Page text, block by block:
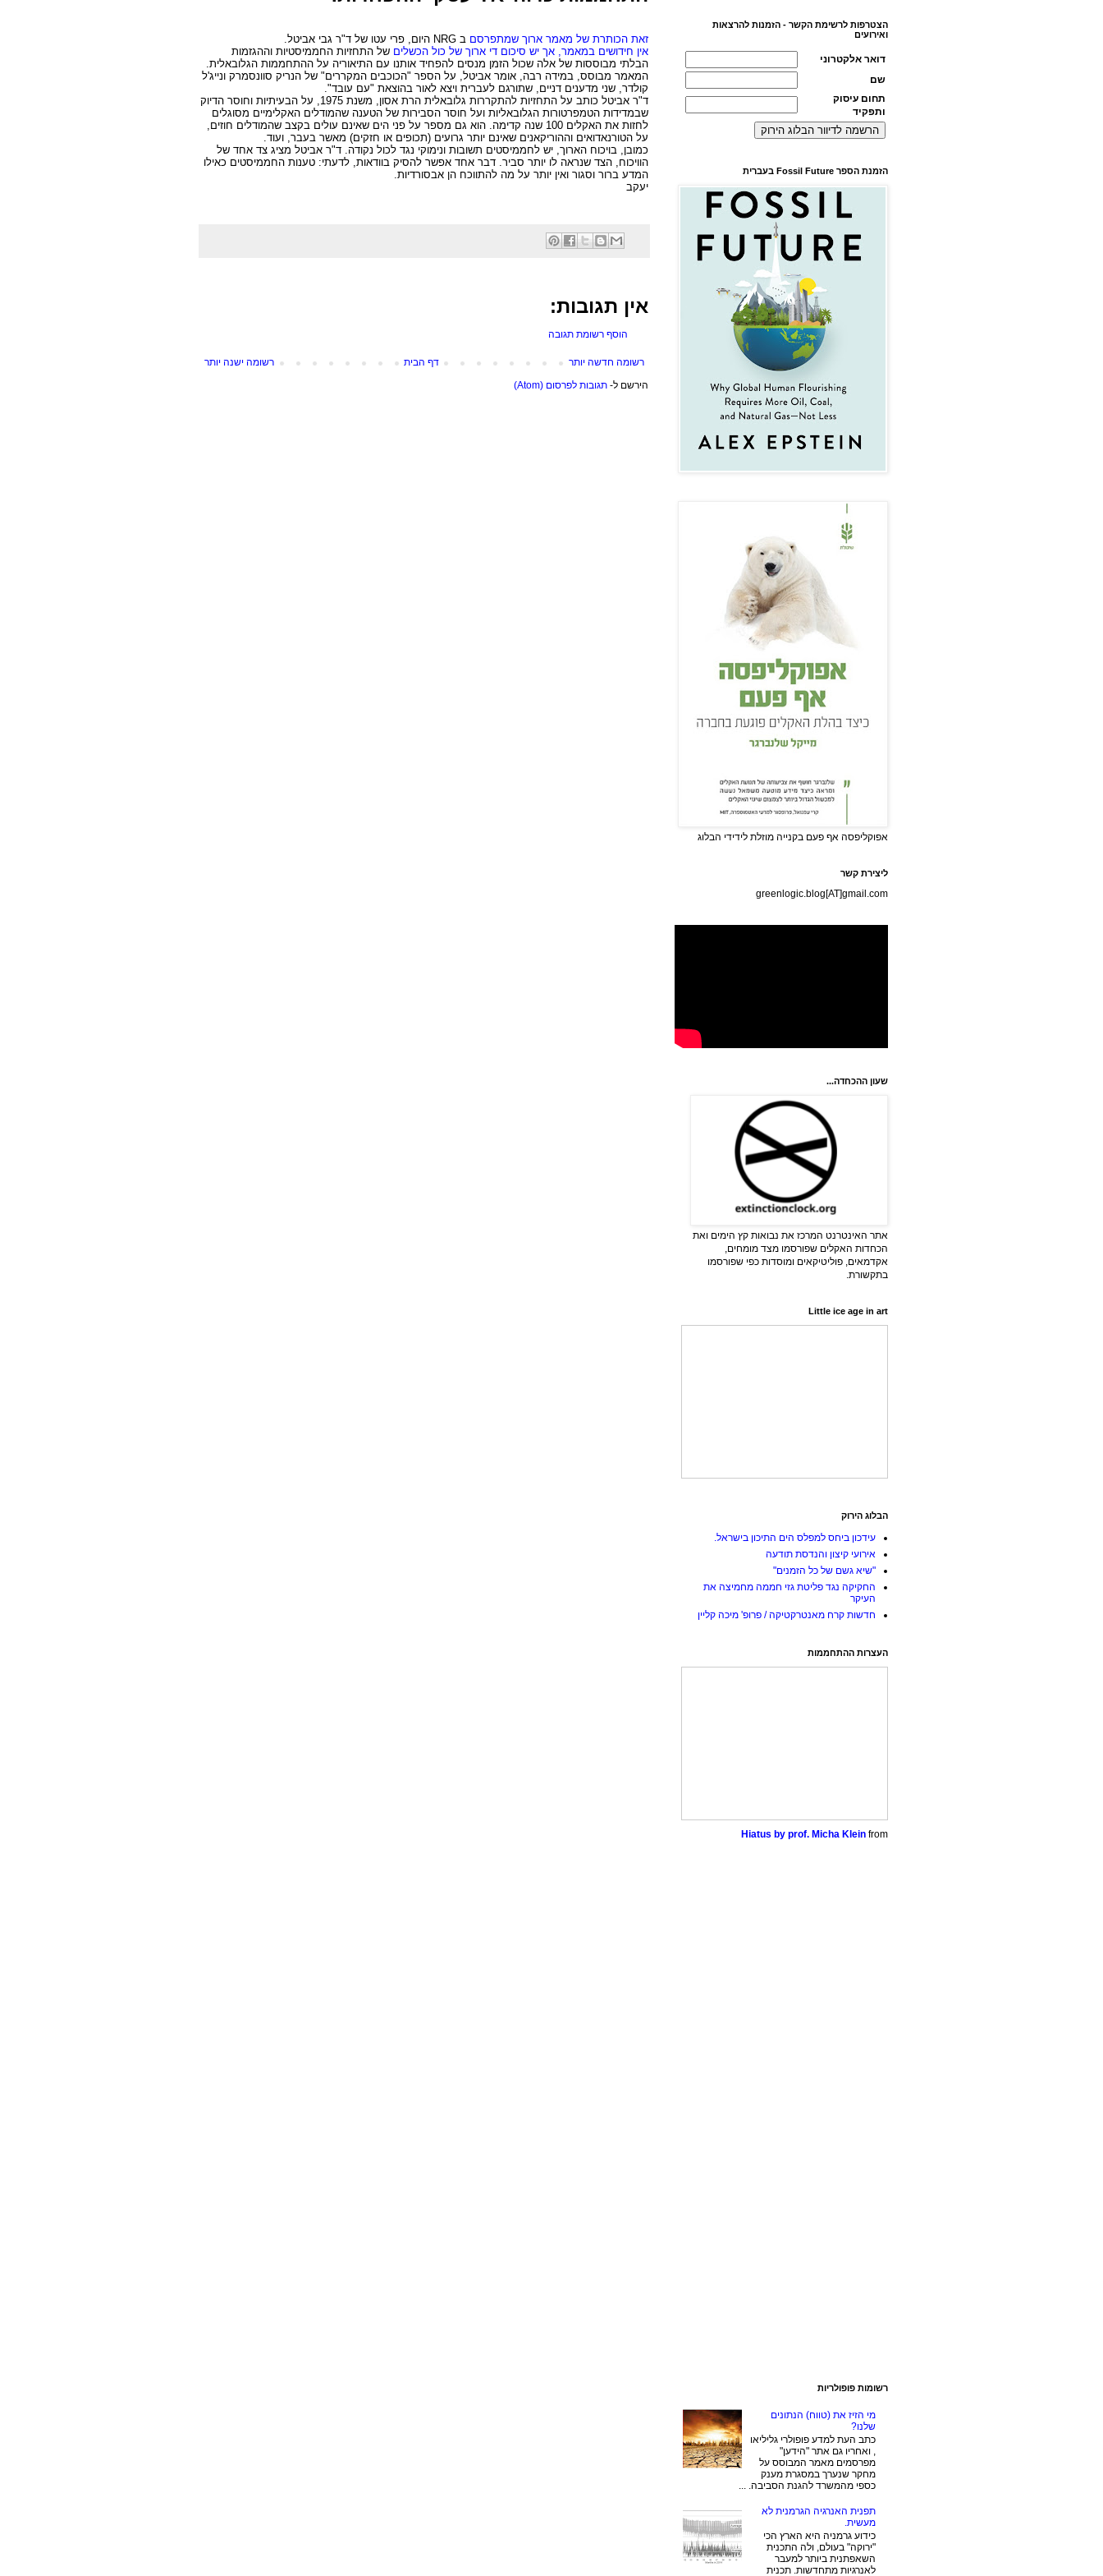
זאת הכותרת של מאמר ארוך שמתפרסם ב NRG היום, פרי עטו של ד"ר גבי אביטל.
אין חידושים במאמר, אך יש סיכום די ארוך של כול הכשלים של התחזיות החממיסטיות וההגזמות
הבלתי מבוססות של אלה שכול הזמן מנסים להפחיד אותנו עם התיאוריה על ההתחממות הגלובאלית.
המאמר מבוסס, במידה רבה, אומר אביטל, על הספר "הכוכבים המקררים" של הנריק סוונסמרק ונייג'ל
קולדר, שני מדענים דניים, שתורגם לעברית ויצא לאור בהוצאת "עם עובד".
ד"ר אביטל כותב על התחזיות להתקררות גלובאלית הרת אסון, משנת 1975, על הבעיתיות וחוסר הדיוק
שבמדידות הטמפרטורות הגלובאליות ועל חוסר הסבירות של הטענה שהמודלים האקלימיים מסוגלים
לחזות את האקלים 100 שנה קדימה. הוא גם מספר על פני הים שאינם עולים בקצב שהמודלים חוזים,
על הטורנאדואים וההוריקאנים שאינם יותר גרועים (תכופים או חזקים) מאשר בעבר, ועוד.
כמובן, בויכוח הארוך, יש לחממיסטים תשובות ונימוקי נגד לכול נקודה. ד"ר אביטל מציג צד אחד של
הוויכוח, הצד שנראה לו יותר סביר. דבר אחד אפשר להסיק בוודאות, לדעתי: טענות החממיסטים כאילו
המדע ברור וסגור ואין יותר על מה להתווכח הן אבסורדיות.
יעקב
אין תגובות:
הוסף רשומת תגובה
רשומה חדשה יותר רשומה ישנה יותר
דף הבית
הירשם ל- תגובות לפרסום (Atom)
הצטרפות לרשימת הקשר - הזמנות להרצאות
ואירועים
דואר אלקטרוני
שם
תחום עיסוק
ותפקיד
הזמנת הספר Fossil Future בעברית
אפוקליפסה אף פעם בקנייה מוזלת לידידי הבלוג
ליצירת קשר
greenlogic.blog[AT]gmail.com
שעון ההכחדה...
אתר האינטרנט המרכז את נבואות קץ הימים ואת
הכחדות האקלים שפורסמו מצד מומחים,
אקדמאים, פוליטיקאים ומוסדות כפי שפורסמו
בתקשורת.
Little ice age in art
הבלוג הירוק
עידכון ביחס למפלס הים התיכון בישראל.
אירועי קיצון והנדסת תודעה
"שיא גשם של כל הזמנים"
החקיקה נגד פליטת גזי חממה מחמיצה את
העיקר
חדשות קרח מאנטרקטיקה / פרופ' מיכה קליין
העצרות ההתחממות
Hiatus by prof. Micha Klein from
רשומות פופולריות
מי הזיז את (טווח) הנתונים
שלנו?
כתב העת למדע פופולרי גליליאו
, ואחריו גם אתר "הידען"
מפרסמים מאמר המבוסס על
מחקר שנערך במסגרת מענק
כספי מהמשרד להגנת הסביבה. ...
תפנית האנרגיה הגרמנית לא
מעשית.
כידוע גרמניה היא הארץ הכי
"ירוקה" בעולם, ולה התכנית
השאפתנית ביותר למעבר
לאנרגיות מתחדשות. תכנית